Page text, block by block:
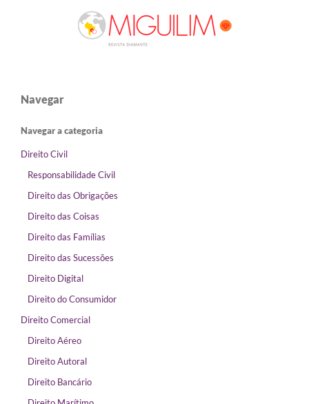
Navegar
Navegar a categoria
Direito Civil
Responsabilidade Civil
Direito das Obrigações
Direito das Coisas
Direito das Famílias
Direito das Sucessões
Direito Digital
Direito do Consumidor
Direito Comercial
Direito Aéreo
Direito Autoral
Direito Bancário